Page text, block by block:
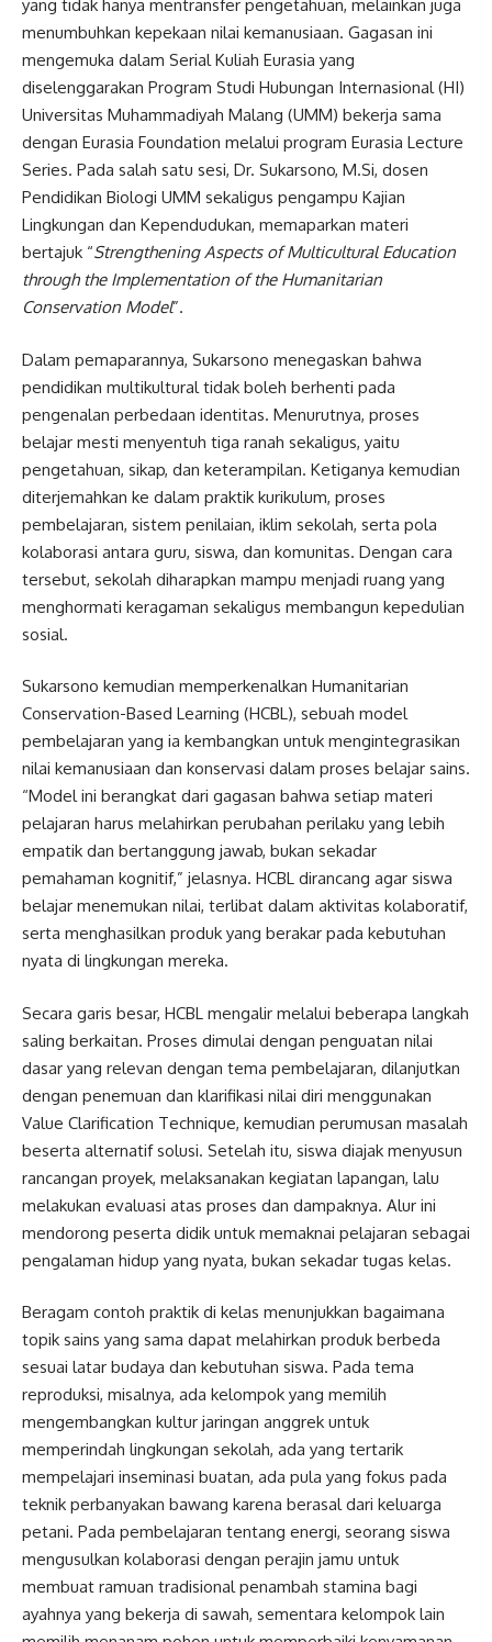
yang tidak hanya mentransfer pengetahuan, melainkan juga
menumbuhkan kepekaan nilai kemanusiaan. Gagasan ini
mengemuka dalam Serial Kuliah Eurasia yang
diselenggarakan Program Studi Hubungan Internasional (HI)
Universitas Muhammadiyah Malang (UMM) bekerja sama
dengan Eurasia Foundation melalui program Eurasia Lecture
Series. Pada salah satu sesi, Dr. Sukarsono, M.Si, dosen
Pendidikan Biologi UMM sekaligus pengampu Kajian
Lingkungan dan Kependudukan, memaparkan materi
bertajuk “Strengthening Aspects of Multicultural Education
through the Implementation of the Humanitarian
Conservation Model”.
Dalam pemaparannya, Sukarsono menegaskan bahwa
pendidikan multikultural tidak boleh berhenti pada
pengenalan perbedaan identitas. Menurutnya, proses
belajar mesti menyentuh tiga ranah sekaligus, yaitu
pengetahuan, sikap, dan keterampilan. Ketiganya kemudian
diterjemahkan ke dalam praktik kurikulum, proses
pembelajaran, sistem penilaian, iklim sekolah, serta pola
kolaborasi antara guru, siswa, dan komunitas. Dengan cara
tersebut, sekolah diharapkan mampu menjadi ruang yang
menghormati keragaman sekaligus membangun kepedulian
sosial.
Sukarsono kemudian memperkenalkan Humanitarian
Conservation-Based Learning (HCBL), sebuah model
pembelajaran yang ia kembangkan untuk mengintegrasikan
nilai kemanusiaan dan konservasi dalam proses belajar sains.
“Model ini berangkat dari gagasan bahwa setiap materi
pelajaran harus melahirkan perubahan perilaku yang lebih
empatik dan bertanggung jawab, bukan sekadar
pemahaman kognitif,” jelasnya. HCBL dirancang agar siswa
belajar menemukan nilai, terlibat dalam aktivitas kolaboratif,
serta menghasilkan produk yang berakar pada kebutuhan
nyata di lingkungan mereka.
Secara garis besar, HCBL mengalir melalui beberapa langkah
saling berkaitan. Proses dimulai dengan penguatan nilai
dasar yang relevan dengan tema pembelajaran, dilanjutkan
dengan penemuan dan klarifikasi nilai diri menggunakan
Value Clarification Technique, kemudian perumusan masalah
beserta alternatif solusi. Setelah itu, siswa diajak menyusun
rancangan proyek, melaksanakan kegiatan lapangan, lalu
melakukan evaluasi atas proses dan dampaknya. Alur ini
mendorong peserta didik untuk memaknai pelajaran sebagai
pengalaman hidup yang nyata, bukan sekadar tugas kelas.
Beragam contoh praktik di kelas menunjukkan bagaimana
topik sains yang sama dapat melahirkan produk berbeda
sesuai latar budaya dan kebutuhan siswa. Pada tema
reproduksi, misalnya, ada kelompok yang memilih
mengembangkan kultur jaringan anggrek untuk
memperindah lingkungan sekolah, ada yang tertarik
mempelajari inseminasi buatan, ada pula yang fokus pada
teknik perbanyakan bawang karena berasal dari keluarga
petani. Pada pembelajaran tentang energi, seorang siswa
mengusulkan kolaborasi dengan perajin jamu untuk
membuat ramuan tradisional penambah stamina bagi
ayahnya yang bekerja di sawah, sementara kelompok lain